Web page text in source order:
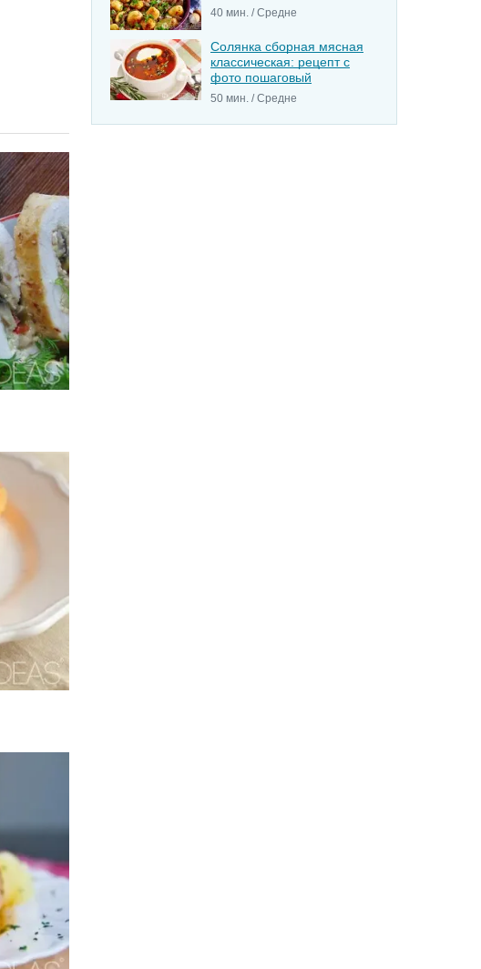
40 мин. / Средне
Солянка сборная мясная
классическая: рецепт с
фото пошаговый
50 мин. / Средне